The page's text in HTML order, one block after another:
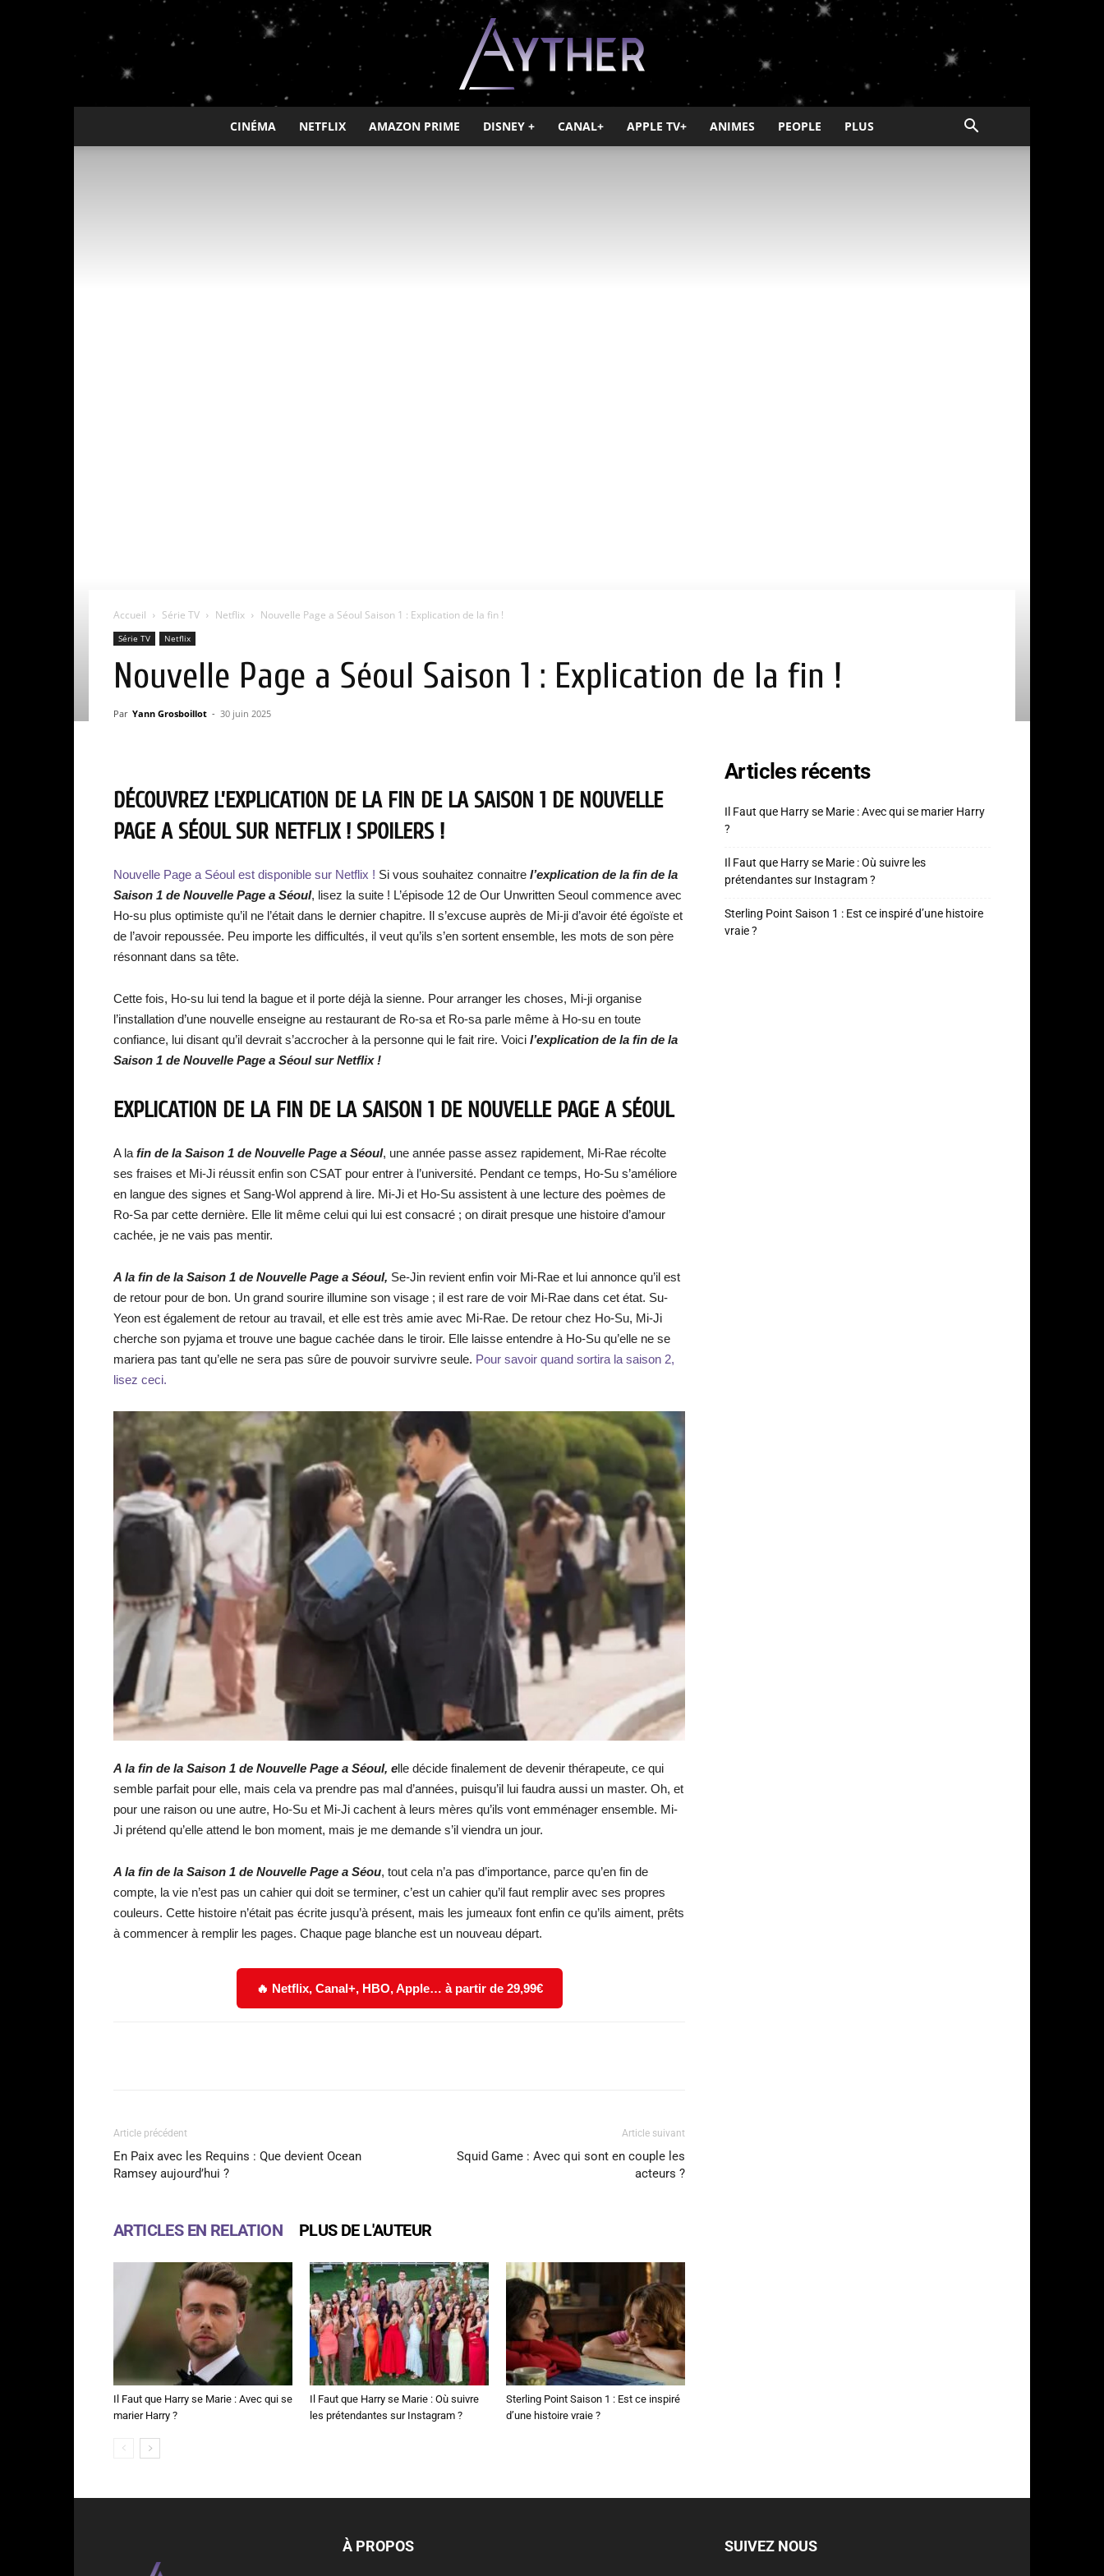
Ayther
CINÉMA NETFLIX AMAZON PRIME DISNEY + CANAL+ APPLE TV+ ANIMES PEOPLE PLUS
Accueil Série TV Netflix Nouvelle Page a Séoul Saison 1 : Explication de la fin !
Série TV Netflix
Nouvelle Page a Séoul Saison 1 : Explication de la fin !
Par Yann Grosboillot - 30 juin 2025
DÉCOUVREZ L’EXPLICATION DE LA FIN DE LA SAISON 1 DE NOUVELLE
PAGE A SÉOUL SUR NETFLIX ! SPOILERS !
Nouvelle Page a Séoul est disponible sur Netflix ! Si vous souhaitez connaitre l’explication de la fin de la
Saison 1 de Nouvelle Page a Séoul, lisez la suite ! L’épisode 12 de Our Unwritten Seoul commence avec
Ho-su plus optimiste qu’il ne l’était dans le dernier chapitre. Il s’excuse auprès de Mi-ji d’avoir été égoïste et
de l’avoir repoussée. Peu importe les difficultés, il veut qu’ils s’en sortent ensemble, les mots de son père
résonnant dans sa tête.
Cette fois, Ho-su lui tend la bague et il porte déjà la sienne. Pour arranger les choses, Mi-ji organise
l’installation d’une nouvelle enseigne au restaurant de Ro-sa et Ro-sa parle même à Ho-su en toute
confiance, lui disant qu’il devrait s’accrocher à la personne qui le fait rire. Voici l’explication de la fin de la
Saison 1 de Nouvelle Page a Séoul sur Netflix !
EXPLICATION DE LA FIN DE LA SAISON 1 DE NOUVELLE PAGE A SÉOUL
A la fin de la Saison 1 de Nouvelle Page a Séoul, une année passe assez rapidement, Mi-Rae récolte
ses fraises et Mi-Ji réussit enfin son CSAT pour entrer à l’université. Pendant ce temps, Ho-Su s’améliore
en langue des signes et Sang-Wol apprend à lire. Mi-Ji et Ho-Su assistent à une lecture des poèmes de
Ro-Sa par cette dernière. Elle lit même celui qui lui est consacré ; on dirait presque une histoire d’amour
cachée, je ne vais pas mentir.
A la fin de la Saison 1 de Nouvelle Page a Séoul, Se-Jin revient enfin voir Mi-Rae et lui annonce qu’il est
de retour pour de bon. Un grand sourire illumine son visage ; il est rare de voir Mi-Rae dans cet état. Su-
Yeon est également de retour au travail, et elle est très amie avec Mi-Rae. De retour chez Ho-Su, Mi-Ji
cherche son pyjama et trouve une bague cachée dans le tiroir. Elle laisse entendre à Ho-Su qu’elle ne se
mariera pas tant qu’elle ne sera pas sûre de pouvoir survivre seule. Pour savoir quand sortira la saison 2,
lisez ceci.
A la fin de la Saison 1 de Nouvelle Page a Séoul, elle décide finalement de devenir thérapeute, ce qui
semble parfait pour elle, mais cela va prendre pas mal d’années, puisqu’il lui faudra aussi un master. Oh, et
pour une raison ou une autre, Ho-Su et Mi-Ji cachent à leurs mères qu’ils vont emménager ensemble. Mi-
Ji prétend qu’elle attend le bon moment, mais je me demande s’il viendra un jour.
A la fin de la Saison 1 de Nouvelle Page a Séou, tout cela n’a pas d’importance, parce qu’en fin de
compte, la vie n’est pas un cahier qui doit se terminer, c’est un cahier qu’il faut remplir avec ses propres
couleurs. Cette histoire n’était pas écrite jusqu’à présent, mais les jumeaux font enfin ce qu’ils aiment, prêts
à commencer à remplir les pages. Chaque page blanche est un nouveau départ.
🔥 Netflix, Canal+, HBO, Apple… à partir de 29,99€
Article précédent
En Paix avec les Requins : Que devient Ocean
Ramsey aujourd’hui ?
Article suivant
Squid Game : Avec qui sont en couple les
acteurs ?
ARTICLES EN RELATION PLUS DE L'AUTEUR
Il Faut que Harry se Marie : Avec qui se
marier Harry ?
Il Faut que Harry se Marie : Où suivre
les prétendantes sur Instagram ?
Sterling Point Saison 1 : Est ce inspiré
d’une histoire vraie ?
Articles récents
Il Faut que Harry se Marie : Avec qui se marier Harry
?
Il Faut que Harry se Marie : Où suivre les
prétendantes sur Instagram ?
Sterling Point Saison 1 : Est ce inspiré d’une histoire
vraie ?
À PROPOS SUIVEZ NOUS